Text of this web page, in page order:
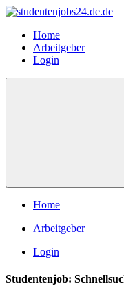
Home
Arbeitgeber
Login
Home
Arbeitgeber
Login
Studentenjob: